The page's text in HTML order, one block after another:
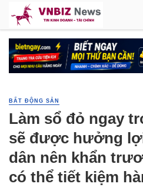
BẤT ĐỘNG SẢN
Làm sổ đỏ ngay
sẽ được hưởng
dân nên khẩn
có thể tiết kiệm